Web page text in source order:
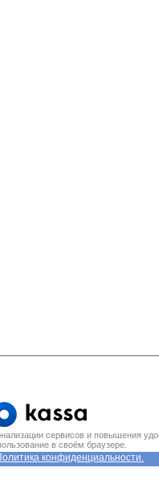
сервисов и повышения
в своём браузере.
конфиденциальности.